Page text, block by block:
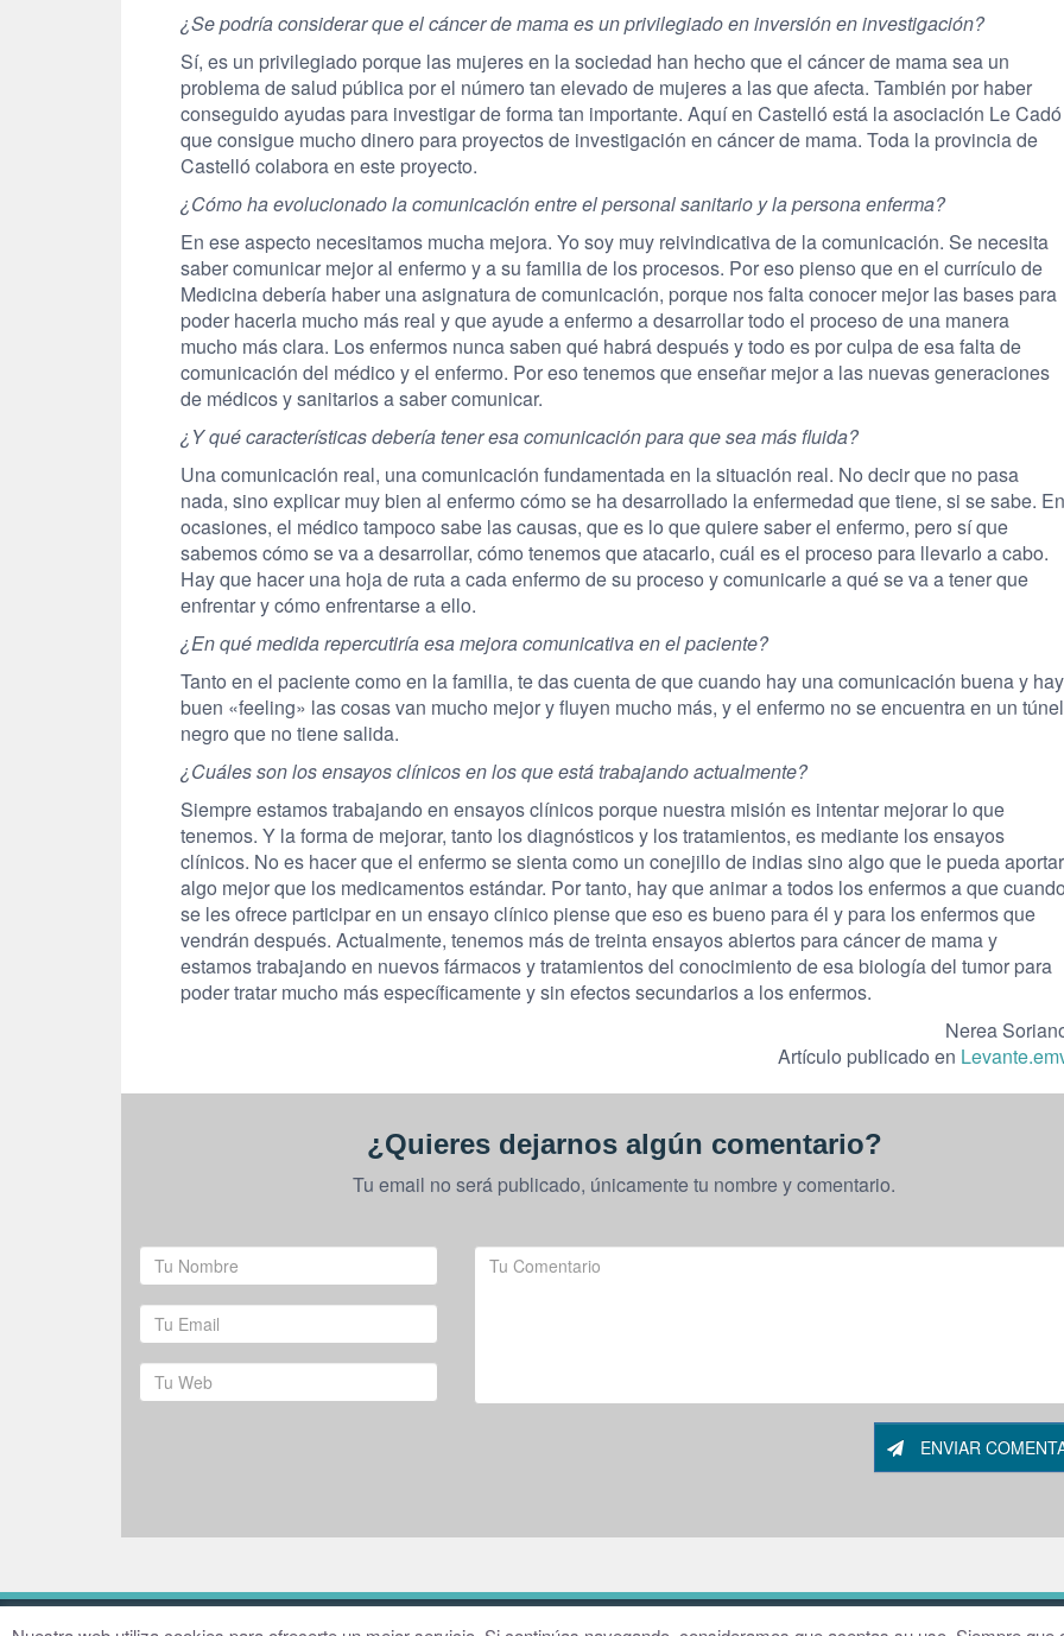
¿Se podría considerar que el cáncer de mama es un privilegiado en inversión en investigación?
Sí, es un privilegiado porque las mujeres en la sociedad han hecho que el cáncer de mama sea un
problema de salud pública por el número tan elevado de mujeres a las que afecta. También por haber
conseguido ayudas para investigar de forma tan importante. Aquí en Castelló está la asociación Le Cadó
que consigue mucho dinero para proyectos de investigación en cáncer de mama. Toda la provincia de
Castelló colabora en este proyecto.
¿Cómo ha evolucionado la comunicación entre el personal sanitario y la persona enferma?
En ese aspecto necesitamos mucha mejora. Yo soy muy reivindicativa de la comunicación. Se necesita
saber comunicar mejor al enfermo y a su familia de los procesos. Por eso pienso que en el currículo de
Medicina debería haber una asignatura de comunicación, porque nos falta conocer mejor las bases para
poder hacerla mucho más real y que ayude a enfermo a desarrollar todo el proceso de una manera
mucho más clara. Los enfermos nunca saben qué habrá después y todo es por culpa de esa falta de
comunicación del médico y el enfermo. Por eso tenemos que enseñar mejor a las nuevas generaciones
de médicos y sanitarios a saber comunicar.
¿Y qué características debería tener esa comunicación para que sea más fluida?
Una comunicación real, una comunicación fundamentada en la situación real. No decir que no pasa
nada, sino explicar muy bien al enfermo cómo se ha desarrollado la enfermedad que tiene, si se sabe. En
ocasiones, el médico tampoco sabe las causas, que es lo que quiere saber el enfermo, pero sí que
sabemos cómo se va a desarrollar, cómo tenemos que atacarlo, cuál es el proceso para llevarlo a cabo.
Hay que hacer una hoja de ruta a cada enfermo de su proceso y comunicarle a qué se va a tener que
enfrentar y cómo enfrentarse a ello.
¿En qué medida repercutiría esa mejora comunicativa en el paciente?
Tanto en el paciente como en la familia, te das cuenta de que cuando hay una comunicación buena y hay
buen «feeling» las cosas van mucho mejor y fluyen mucho más, y el enfermo no se encuentra en un túnel
negro que no tiene salida.
¿Cuáles son los ensayos clínicos en los que está trabajando actualmente?
Siempre estamos trabajando en ensayos clínicos porque nuestra misión es intentar mejorar lo que
tenemos. Y la forma de mejorar, tanto los diagnósticos y los tratamientos, es mediante los ensayos
clínicos. No es hacer que el enfermo se sienta como un conejillo de indias sino algo que le pueda aportar
algo mejor que los medicamentos estándar. Por tanto, hay que animar a todos los enfermos a que cuando
se les ofrece participar en un ensayo clínico piense que eso es bueno para él y para los enfermos que
vendrán después. Actualmente, tenemos más de treinta ensayos abiertos para cáncer de mama y
estamos trabajando en nuevos fármacos y tratamientos del conocimiento de esa biología del tumor para
poder tratar mucho más específicamente y sin efectos secundarios a los enfermos.
Nerea
Artículo publicado en
¿Quieres dejarnos algún comentario?
Tu email no será publicado, únicamente tu nombre y comentario.
ENVIAR